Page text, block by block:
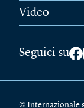
Video
Seguici su
© Internazionale